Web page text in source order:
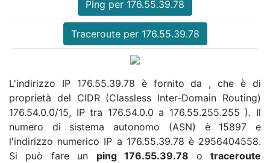
Ping per 176.55.39.78
Traceroute per 176.55.39.78
L'indirizzo IP 176.55.39.78 è fornito da , che è di
proprietà del CIDR (Classless Inter-Domain Routing)
176.54.0.0/15, IP tra 176.54.0.0 a 176.55.255.255 ). Il
numero di sistema autonomo (ASN) è 15897 e
l'indirizzo numerico IP a 176.55.39.78 è 2956404558.
Si può fare un ping 176.55.39.78 otraceroute